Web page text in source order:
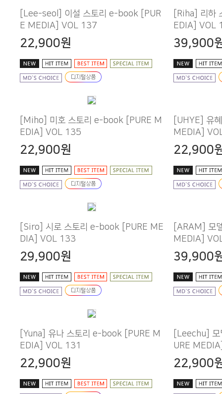
E MEDIA] VOL 137
22,900원
EDIA] VOL
39,900
EDIA] VOL 135
22,900원
MEDIA]
22,900
DIA] VOL 133
29,900원
MEDIA]
39,900
EDIA] VOL 131
22,900원
URE
22,900